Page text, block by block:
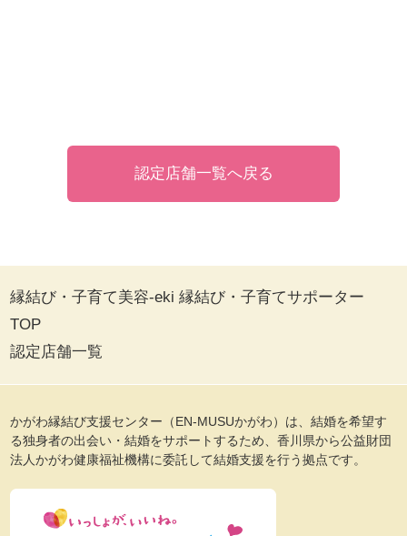
認定店舗一覧へ戻る
縁結び・子育て美容-eki 縁結び・子育てサポーター
TOP
認定店舗一覧
かがわ縁結び支援センター（EN-MUSUかがわ）は、結婚を希望す
る独身者の出会い・結婚をサポートするため、香川県から公益財団
法人かがわ健康福祉機構に委託して結婚支援を行う拠点です。